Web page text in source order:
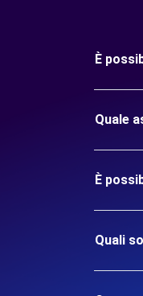
È
Quale
È
Quali